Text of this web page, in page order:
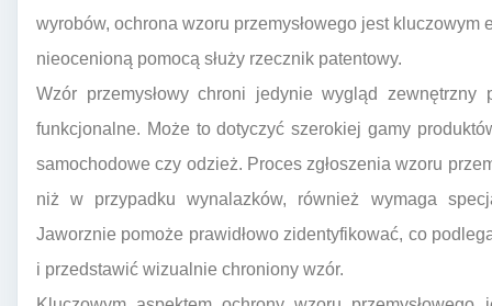
wyrobów, ochrona wzoru przemysłowego jest
nieocenioną pomocą służy rzecznik patentowy.
Wzór przemysłowy chroni jedynie wygląd
funkcjonalne. Może to dotyczyć szerokiej gamy
samochodowe czy odzież. Proces zgłoszenia wzoru
niż w przypadku wynalazków, również wymaga
Jaworznie pomoże prawidłowo zidentyfikować, co
i przedstawić wizualnie chroniony wzór.